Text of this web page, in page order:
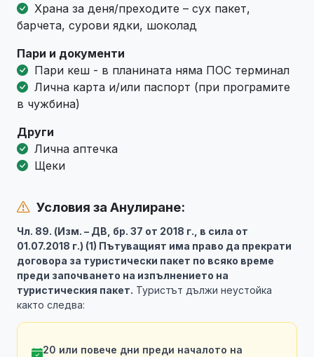
Храна за деня/преходите – сух пакет,
барчета, сурови ядки, шоколад
Пари и документи
Пари кеш - в планината няма ПОС терминал
Лична карта и/или паспорт (при програмите
в чужбина)
Други
Лична аптечка
Щеки
Условия за Анулиране:
Чл. 89. (Изм. – ДВ, бр. 37 от 2018 г., в сила от
01.07.2018 г.) (1) Пътуващият има право да прекрати
договора за туристически пакет по всяко време
преди започването на изпълнението на
туристическия пакет. Туристът дължи неустойка
както следва:
20 или повече дни преди началото на